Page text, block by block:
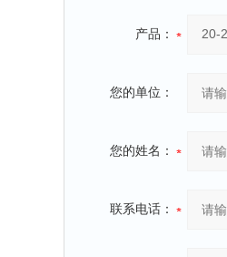
产品：
您的单位：
您的姓名：
联系电话：